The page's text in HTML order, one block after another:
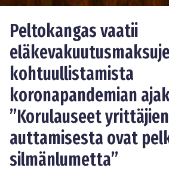
Peltokangas vaatii
kohtuullistamista
koronapandemian
”Korulauseet yrittäjien
auttamisesta ovat
silmänlumetta”